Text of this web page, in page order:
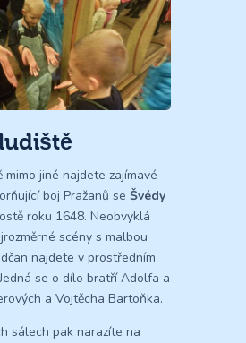
jiné najdete zajímavé
boj Pražanů se Švédy
roku 1648. Neobvyklá
scény s malbou
najdete v prostředním
se o dílo bratří Adolfa a
a Vojtěcha Bartoňka.
sálech pak narazíte na